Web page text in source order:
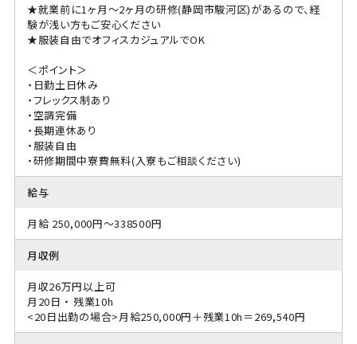
★就業前に1ヶ月～2ヶ月の研修(静岡市駿河区)があるので、経
験が浅い方もご安心ください
★服装自由でオフィスカジュアルでOK
＜ポイント＞
・日勤土日休み
・フレックス制あり
・空調完備
・長期連休あり
・服装自由
・研修期間中寮費無料(入寮もご相談ください)
給与
月給 250,000円～338500円
月収例
月収26万円以上可
月20日 ・ 残業10h
<20日出勤の場合>月給250,000円＋残業10h＝269,540円